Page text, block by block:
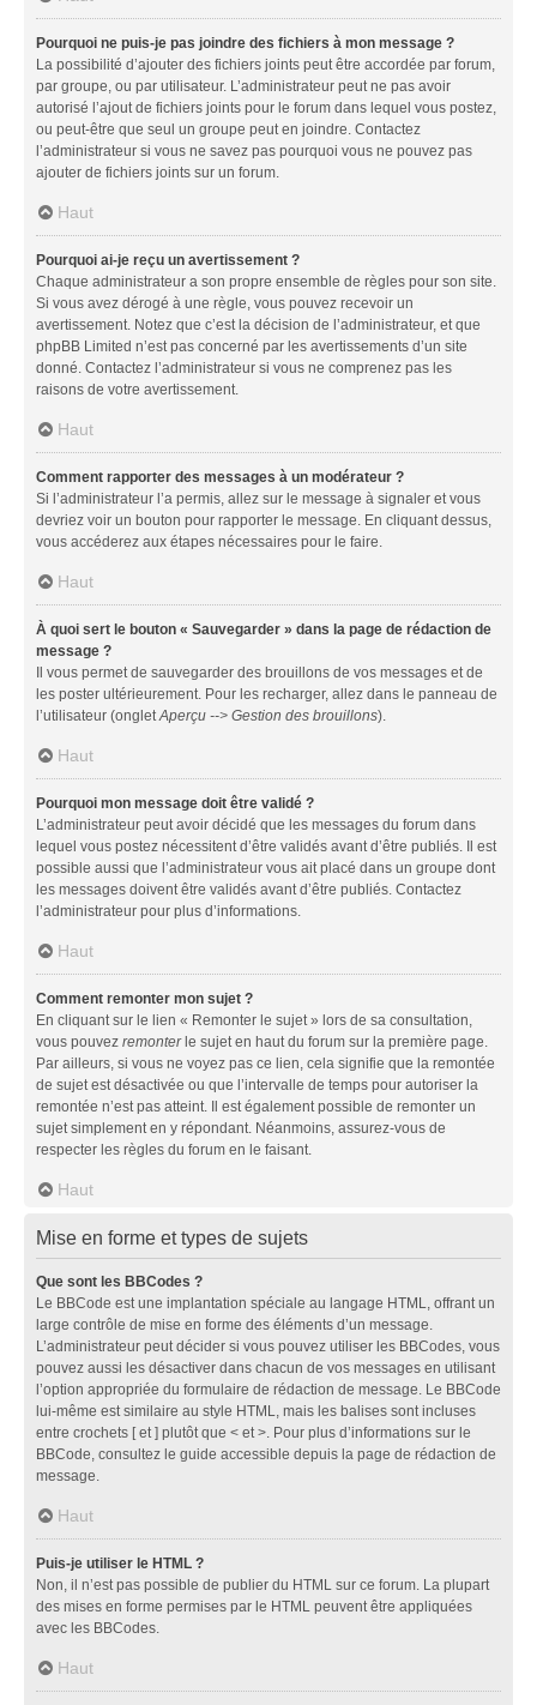
Pourquoi ne puis-je pas joindre des fichiers à mon message ?
La possibilité d’ajouter des fichiers joints peut être accordée par forum,
par groupe, ou par utilisateur. L’administrateur peut ne pas avoir
autorisé l’ajout de fichiers joints pour le forum dans lequel vous postez,
ou peut-être que seul un groupe peut en joindre. Contactez
l’administrateur si vous ne savez pas pourquoi vous ne pouvez pas
ajouter de fichiers joints sur un forum.
Haut
Pourquoi ai-je reçu un avertissement ?
Chaque administrateur a son propre ensemble de règles pour son site.
Si vous avez dérogé à une règle, vous pouvez recevoir un
avertissement. Notez que c’est la décision de l’administrateur, et que
phpBB Limited n’est pas concerné par les avertissements d’un site
donné. Contactez l’administrateur si vous ne comprenez pas les
raisons de votre avertissement.
Haut
Comment rapporter des messages à un modérateur ?
Si l’administrateur l’a permis, allez sur le message à signaler et vous
devriez voir un bouton pour rapporter le message. En cliquant dessus,
vous accéderez aux étapes nécessaires pour le faire.
Haut
À quoi sert le bouton « Sauvegarder » dans la page de rédaction de
message ?
Il vous permet de sauvegarder des brouillons de vos messages et de
les poster ultérieurement. Pour les recharger, allez dans le panneau de
l’utilisateur (ongletAperçu --> Gestion des brouillons).
Haut
Pourquoi mon message doit être validé ?
L’administrateur peut avoir décidé que les messages du forum dans
lequel vous postez nécessitent d’être validés avant d’être publiés. Il est
possible aussi que l’administrateur vous ait placé dans un groupe dont
les messages doivent être validés avant d’être publiés. Contactez
l’administrateur pour plus d’informations.
Haut
Comment remonter mon sujet ?
En cliquant sur le lien « Remonter le sujet » lors de sa consultation,
vous pouvez remonterle sujet en haut du forum sur la première page.
Par ailleurs, si vous ne voyez pas ce lien, cela signifie que la remontée
de sujet est désactivée ou que l’intervalle de temps pour autoriser la
remontée n’est pas atteint. Il est également possible de remonter un
sujet simplement en y répondant. Néanmoins, assurez-vous de
respecter les règles du forum en le faisant.
Haut
Mise en forme et types de sujets
Que sont les BBCodes ?
Le BBCode est une implantation spéciale au langage HTML, offrant un
large contrôle de mise en forme des éléments d’un message.
L’administrateur peut décider si vous pouvez utiliser les BBCodes, vous
pouvez aussi les désactiver dans chacun de vos messages en utilisant
l’option appropriée du formulaire de rédaction de message. Le BBCode
lui-même est similaire au style HTML, mais les balises sont incluses
entre crochets [ et ] plutôt que < et >. Pour plus d’informations sur le
BBCode, consultez le guide accessible depuis la page de rédaction de
message.
Haut
Puis-je utiliser le HTML ?
Non, il n’est pas possible de publier du HTML sur ce forum. La plupart
des mises en forme permises par le HTML peuvent être appliquées
avec les BBCodes.
Haut